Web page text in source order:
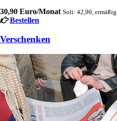
30,90 Euro/Monat Soli: 42,90,
Bestellen
Verschenken